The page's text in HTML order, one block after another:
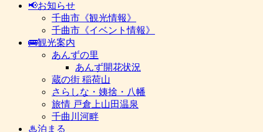
📢お知らせ
千曲市《観光情報》
千曲市《イベント情報》
🚌観光案内
あんずの里
あんず開花状況
蔵の街 稲荷山
さらしな・姨捨・八幡
旅情 戸倉上山田温泉
千曲川河畔
♨泊まる